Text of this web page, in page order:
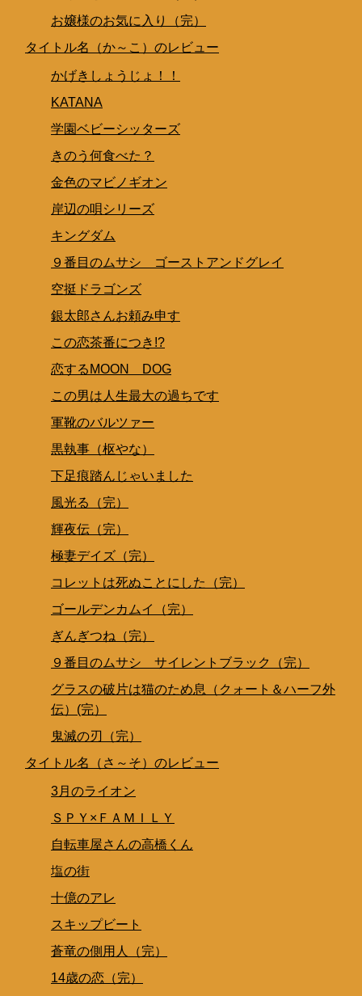
お嬢様のお気に入り（完）
タイトル名（か～こ）のレビュー
かげきしょうじょ！！
KATANA
学園ベビーシッターズ
きのう何食べた？
金色のマビノギオン
岸辺の唄シリーズ
キングダム
９番目のムサシ ゴーストアンドグレイ
空挺ドラゴンズ
銀太郎さんお頼み申す
この恋茶番につき!?
恋するMOON DOG
この男は人生最大の過ちです
軍靴のバルツァー
黒執事（枢やな）
下足痕踏んじゃいました
風光る（完）
輝夜伝（完）
極妻デイズ（完）
コレットは死ぬことにした（完）
ゴールデンカムイ（完）
ぎんぎつね（完）
９番目のムサシ サイレントブラック（完）
グラスの破片は猫のため息（クォート＆ハーフ外
伝）(完）
鬼滅の刃（完）
タイトル名（さ～そ）のレビュー
3月のライオン
ＳＰＹ×ＦＡＭＩＬＹ
自転車屋さんの高橋くん
塩の街
十億のアレ
スキップビート
蒼竜の側用人（完）
14歳の恋（完）